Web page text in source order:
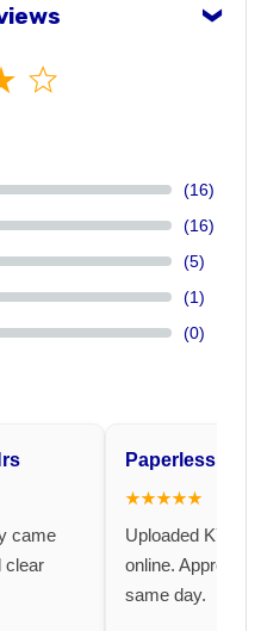
❯
☆
(16)
(16)
(5)
(1)
(0)
came
clear
Paperless and
★★★★★
Uploaded KYC
online. Approval
same day.